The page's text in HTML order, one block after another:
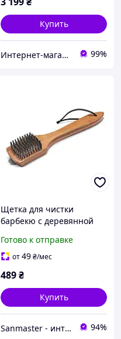
Купить
Интернет-магазин "TUDOM" 99%
Щетка для чистки
барбекю с деревянной
Готово к отправке
от49₴/мес
489₴
Купить
Sanmaster - интернет-магазин сантехники 94%